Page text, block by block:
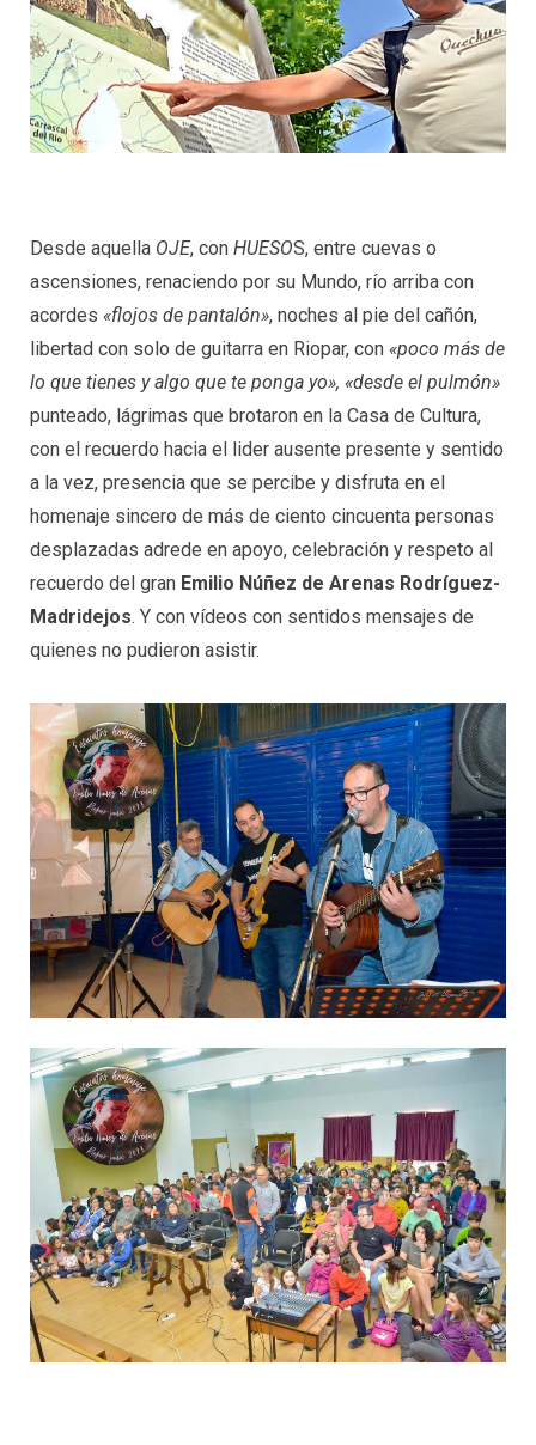
Desde aquella OJE, con HUESOS, entre cuevas o
ascensiones, renaciendo por su Mundo, río arriba con
acordes «flojos de pantalón», noches al pie del cañón,
libertad con solo de guitarra en Riopar, con «poco más de
lo que tienes y algo que te ponga yo», «desde el pulmón»
punteado, lágrimas que brotaron en la Casa de Cultura,
con el recuerdo hacia el lider ausente presente y sentido
a la vez, presencia que se percibe y disfruta en el
homenaje sincero de más de ciento cincuenta personas
desplazadas adrede en apoyo, celebración y respeto al
recuerdo del gran Emilio Núñez de Arenas Rodríguez-
Madridejos. Y con vídeos con sentidos mensajes de
quienes no pudieron asistir.